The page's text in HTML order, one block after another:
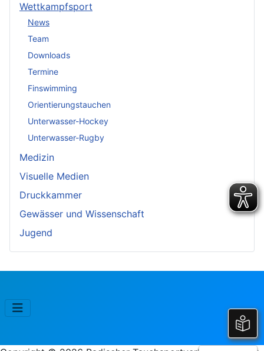
Wettkampfsport
News
Team
Downloads
Termine
Finswimming
Orientierungstauchen
Unterwasser-Hockey
Unterwasser-Rugby
Medizin
Visuelle Medien
Druckkammer
Gewässer und Wissenschaft
Jugend